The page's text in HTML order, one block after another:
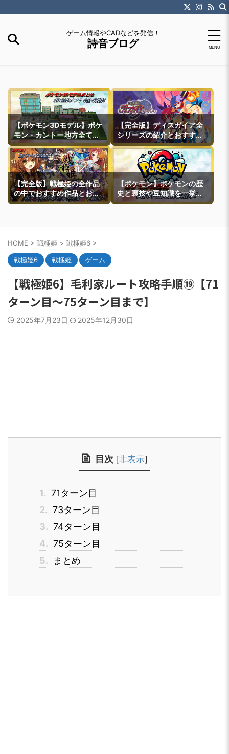
ゲーム情報やCADなどを発信！
詩音ブログ
【ポケモン3Dモデル】ポケ
モン・カントー地方全ての
町モデルなどを紹介
【完全版】ディスガイア全
シリーズの紹介とおすすめ
作品紹介
【完全版】戦極姫の全作品
の中でおすすめ作品とおす
すめ攻略ルートを一挙紹介
【ポケモン】ポケモンの歴
史と裏技や豆知識を一挙紹
介
HOME > 戦極姫 > 戦極姫6 >
戦極姫6 戦極姫 ゲーム
【戦極姫6】毛利家ルート攻略手順⑲【71
ターン目～75ターン目まで】
2025年7月23日 2025年12月30日
目次 [非表示]
1. 71ターン目
2. 73ターン目
3. 74ターン目
4. 75ターン目
5.
まとめ